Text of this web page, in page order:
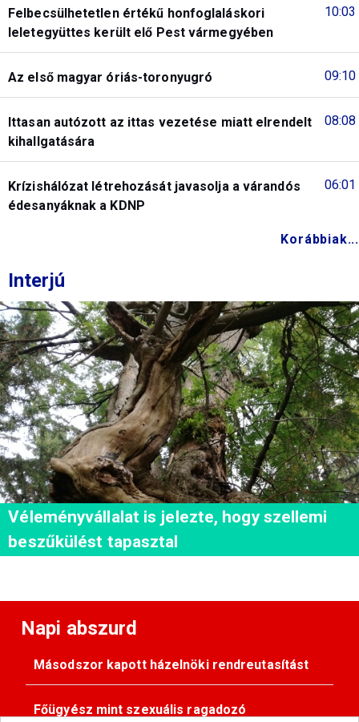
10:03
Felbecsülhetetlen értékű honfoglaláskori
leletegyüttes került elő Pest vármegyében
09:10
Az első magyar óriás-toronyugró
08:08
Ittasan autózott az ittas vezetése miatt elrendelt
kihallgatására
06:01
Krízishálózat létrehozását javasolja a várandós
édesanyáknak a KDNP
Korábbiak...
Interjú
Véleményvállalat is jelezte, hogy szellemi
beszűkülést tapasztal
Napi abszurd
Másodszor kapott házelnöki rendreutasítást
Főügyész mint szexuális ragadozó